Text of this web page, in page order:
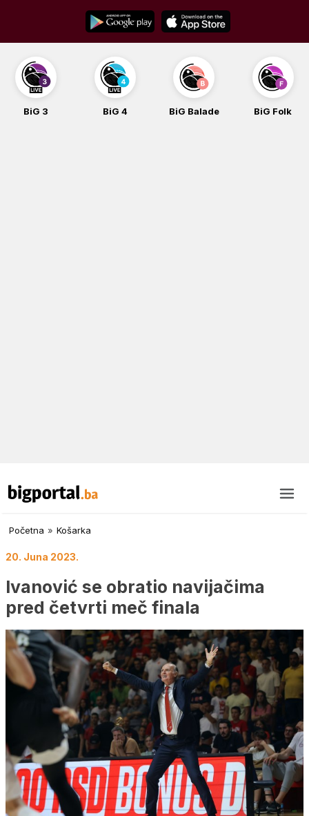
content
BiG 3 BiG 4 BiG Balade BiG Folk
Početna » Košarka
20. Juna 2023.
Ivanović se obratio navijačima
pred četvrti meč finala